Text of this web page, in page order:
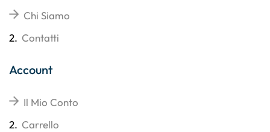
Chi Siamo
2. Contatti
Account
Il Mio Conto
2. Carrello